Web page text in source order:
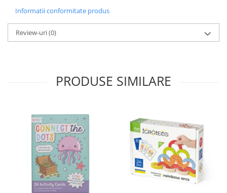
Informatii conformitate produs
Review-uri(0)
PRODUSE SIMILARE